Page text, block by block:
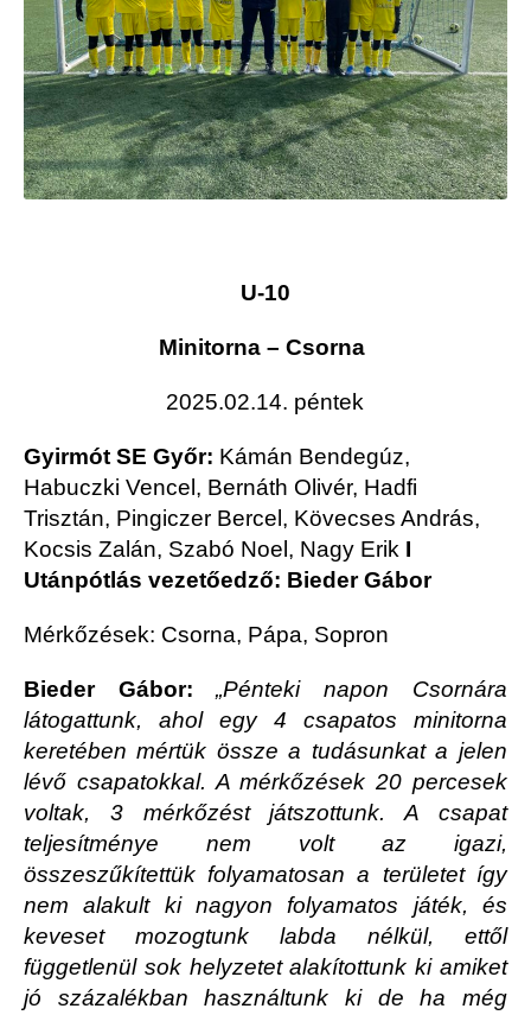
U-10
Minitorna – Csorna
2025.02.14. péntek
Gyirmót SE Győr: Kámán Bendegúz,
Habuczki Vencel, Bernáth Olivér, Hadfi
Trisztán, Pingiczer Bercel, Kövecses András,
Kocsis Zalán, Szabó Noel, Nagy Erik I
Utánpótlás vezetőedző: Bieder Gábor
Mérkőzések: Csorna, Pápa, Sopron
Bieder Gábor:„Pénteki napon Csornára
látogattunk, ahol egy 4 csapatos minitorna
keretében mértük össze a tudásunkat a jelen
lévő csapatokkal. A mérkőzések 20 percesek
voltak, 3 mérkőzést játszottunk. A csapat
teljesítménye nem volt az igazi,
összeszűkítettük folyamatosan a területet így
nem alakult ki nagyon folyamatos játék, és
keveset mozogtunk labda nélkül, ettől
függetlenül sok helyzetet alakítottunk ki amiket
jó százalékban használtunk ki de ha még